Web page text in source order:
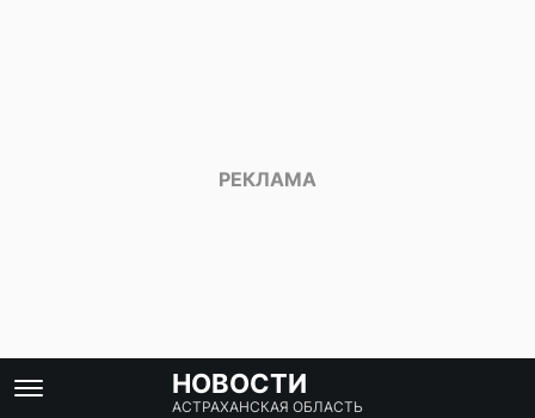
НОВОСТИ
АСТРАХАНСКАЯ ОБЛАСТЬ